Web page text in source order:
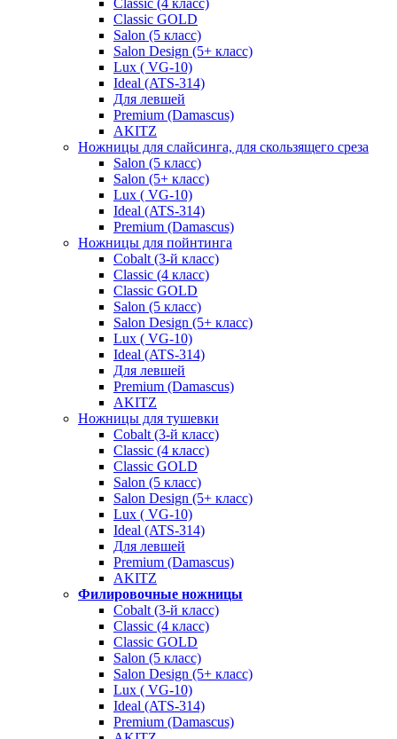
Classic (4 класс)
Classic GOLD
Salon (5 класс)
Salon Design (5+ класс)
Lux ( VG-10)
Ideal (ATS-314)
Для левшей
Premium (Damascus)
AKITZ
Ножницы для слайсинга, для скользящего среза
Salon (5 класс)
Salon (5+ класс)
Lux ( VG-10)
Ideal (ATS-314)
Premium (Damascus)
Ножницы для пойнтинга
Cobalt (3-й класс)
Classic (4 класс)
Classic GOLD
Salon (5 класс)
Salon Design (5+ класс)
Lux ( VG-10)
Ideal (ATS-314)
Для левшей
Premium (Damascus)
AKITZ
Ножницы для тушевки
Cobalt (3-й класс)
Classic (4 класс)
Classic GOLD
Salon (5 класс)
Salon Design (5+ класс)
Lux ( VG-10)
Ideal (ATS-314)
Для левшей
Premium (Damascus)
AKITZ
Филировочные ножницы
Cobalt (3-й класс)
Classic (4 класс)
Classic GOLD
Salon (5 класс)
Salon Design (5+ класс)
Lux ( VG-10)
Ideal (ATS-314)
Premium (Damascus)